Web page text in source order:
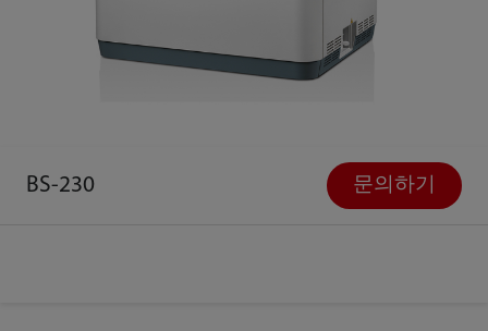
BS-230 문의하기